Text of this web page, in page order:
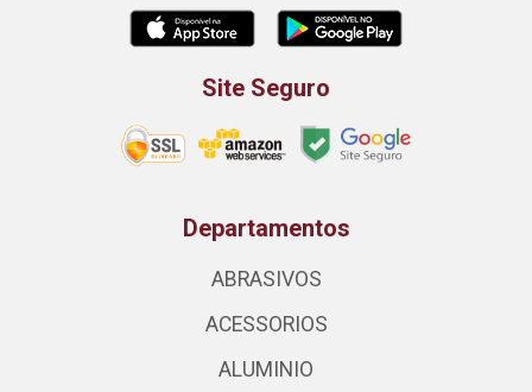
Site Seguro
Departamentos
ABRASIVOS
ACESSORIOS
ALUMINIO